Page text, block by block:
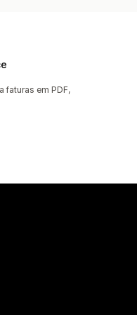
faturas em PDF,